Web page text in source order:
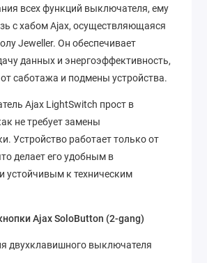
всех функций выключателя, ему
с хабом Ajax, осуществляющаяся
Jeweller. Он обеспечивает
данных и энергоэффективность,
саботажа и подмены устройства.
Ajax LightSwitch прост в
не требует замены
Устройство работает только от
делает его удобным в
устойчивым к техническим
Ajax SoloButton (2-gang)
двухклавишного выключателя